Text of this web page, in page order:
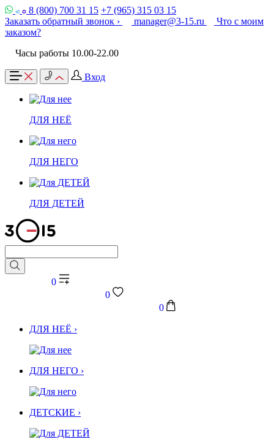
8 (800) 700 31 15 +7 (965) 315 03 15
Заказать обратный звонок ›
manager@3-15.ru
Что с моим
заказом?
Часы работы 10.00-22.00
Вход
ДЛЯ НЕЁ
ДЛЯ НЕГО
ДЛЯ ДЕТЕЙ
0
0
0
ДЛЯ НЕЁ ›
ДЛЯ НЕГО ›
ДЕТСКИЕ ›